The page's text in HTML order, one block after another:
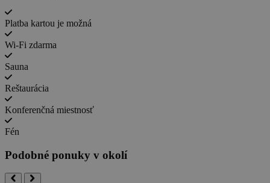
Platba kartou je možná
Wi-Fi zdarma
Sauna
Reštaurácia
Konferenčná miestnosť
Fén
Podobné ponuky v okolí